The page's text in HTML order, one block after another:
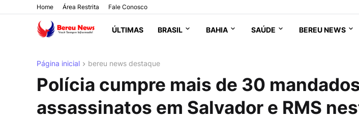
Home Área Restrita Fale Conosco
ÚLTIMAS BRASIL BAHIA SAÚDE BEREU NEWS
Página inicial bereu news destaque
Polícia cumpre mais de 30
assassinatos em Salvador e RMS